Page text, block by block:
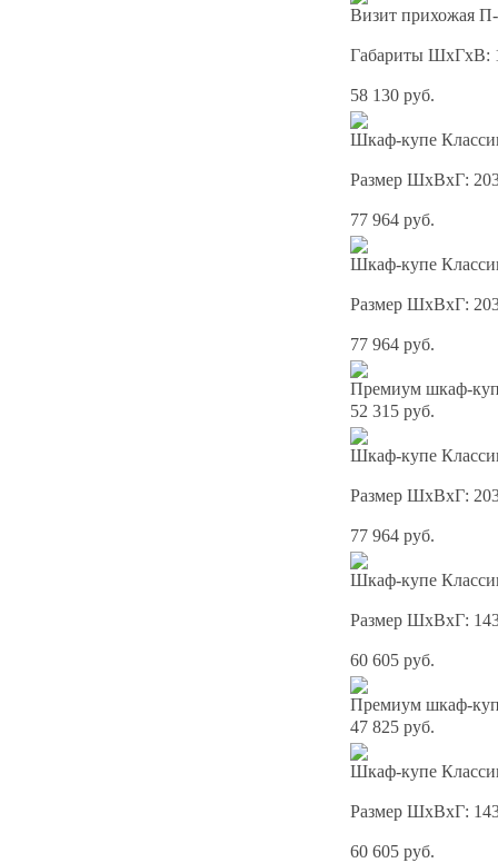
Визит прихожая П-
Габариты ШхГхВ:
58 130 руб.
Шкаф-купе
Размер ШхВхГ:
77 964 руб.
Шкаф-купе
Размер ШхВхГ:
77 964 руб.
Премиум шкаф-
52 315 руб.
Шкаф-купе
Размер ШхВхГ:
77 964 руб.
Шкаф-купе
Размер ШхВхГ:
60 605 руб.
Премиум шкаф-
47 825 руб.
Шкаф-купе
Размер ШхВхГ:
60 605 руб.